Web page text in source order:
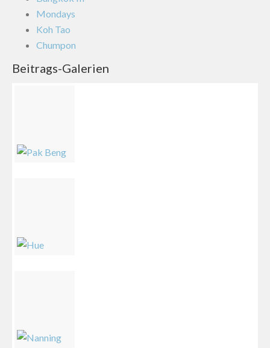
Mondays
Koh Tao
Chumpon
Beitrags-Galerien